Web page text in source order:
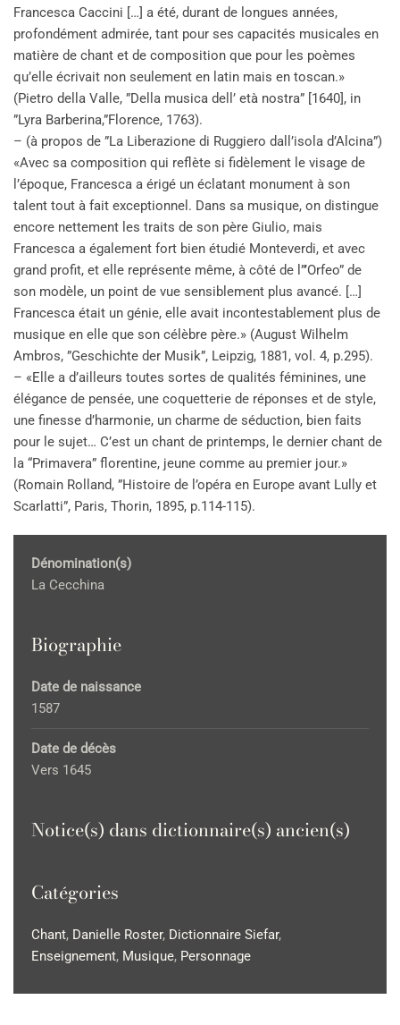
Francesca Caccini […] a été, durant de longues années,
profondément admirée, tant pour ses capacités musicales en
matière de chant et de composition que pour les poèmes
qu’elle écrivait non seulement en latin mais en toscan.»
(Pietro della Valle, ”Della musica dell’ età nostra” [1640], in
”Lyra Barberina,”Florence, 1763).
– (à propos de ”La Liberazione di Ruggiero dall’isola d’Alcina”)
«Avec sa composition qui reflète si fidèlement le visage de
l’époque, Francesca a érigé un éclatant monument à son
talent tout à fait exceptionnel. Dans sa musique, on distingue
encore nettement les traits de son père Giulio, mais
Francesca a également fort bien étudié Monteverdi, et avec
grand profit, et elle représente même, à côté de l”’Orfeo” de
son modèle, un point de vue sensiblement plus avancé. […]
Francesca était un génie, elle avait incontestablement plus de
musique en elle que son célèbre père.» (August Wilhelm
Ambros, ”Geschichte der Musik”, Leipzig, 1881, vol. 4, p.295).
– «Elle a d’ailleurs toutes sortes de qualités féminines, une
élégance de pensée, une coquetterie de réponses et de style,
une finesse d’harmonie, un charme de séduction, bien faits
pour le sujet… C’est un chant de printemps, le dernier chant de
la “Primavera” florentine, jeune comme au premier jour.»
(Romain Rolland, ”Histoire de l’opéra en Europe avant Lully et
Scarlatti”, Paris, Thorin, 1895, p.114-115).
Dénomination(s)
La Cecchina
Biographie
Date de naissance
1587
Date de décès
Vers 1645
Notice(s) dans dictionnaire(s) ancien(s)
Catégories
Chant, Danielle Roster, Dictionnaire Siefar,
Enseignement, Musique, Personnage